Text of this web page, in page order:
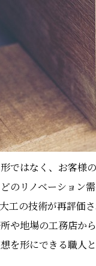
ではなく、お客様
のリノベーション需
工の技術が再評価
や地場の工務店か
を形にできる職人